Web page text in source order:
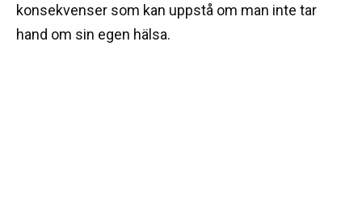
konsekvenser som kan uppstå om man inte tar
hand om sin egen hälsa.